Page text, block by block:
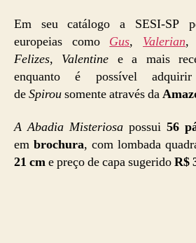
Em seu catálogo a SESI-SP
europeias como
Gus, Valerian,
Felizes, Valentine e a mais
enquanto é possível
deSpirousomente através da
A Abadia Misteriosa possui 56
em brochura, com lombada
21 cme preço de capa sugeridoR$